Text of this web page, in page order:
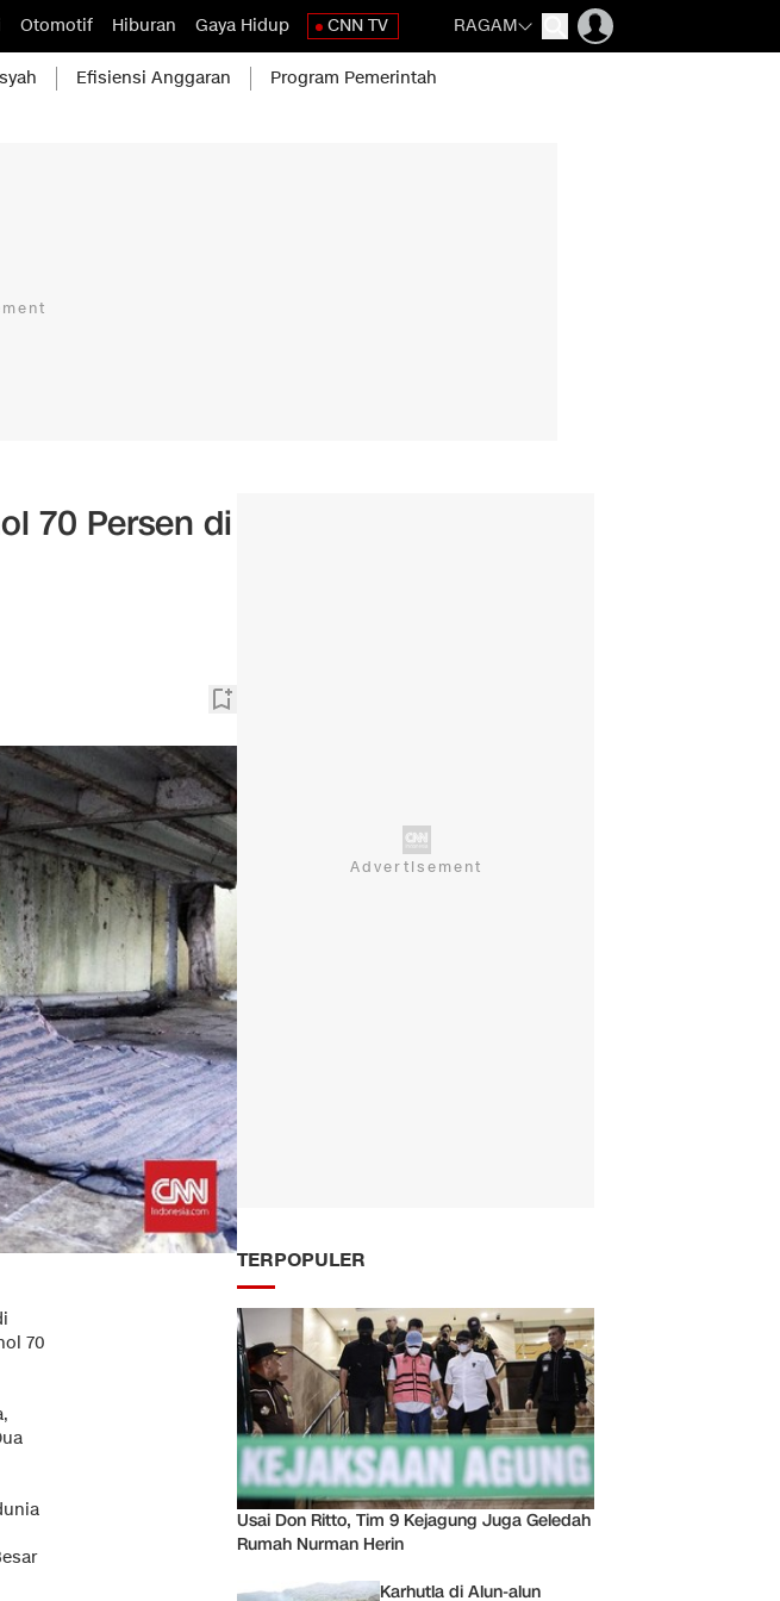
Otomotif Hiburan Gaya Hidup CNN TV RAGAM
Efisiensi Anggaran Program Pemerintah
70 Persen di
70
TERPOPULER
Usai Don Ritto, Tim 9 Kejagung Juga Geledah
Rumah Nurman Herin
Karhutla di Alun-alun